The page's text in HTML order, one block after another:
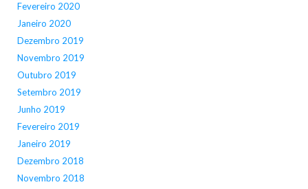
Fevereiro 2020
Janeiro 2020
Dezembro 2019
Novembro 2019
Outubro 2019
Setembro 2019
Junho 2019
Fevereiro 2019
Janeiro 2019
Dezembro 2018
Novembro 2018